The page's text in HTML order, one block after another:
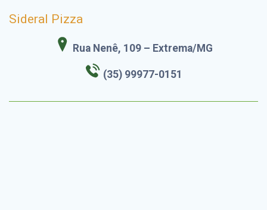
Sideral Pizza
Rua Nenê, 109 – Extrema/MG
(35) 99977-0151